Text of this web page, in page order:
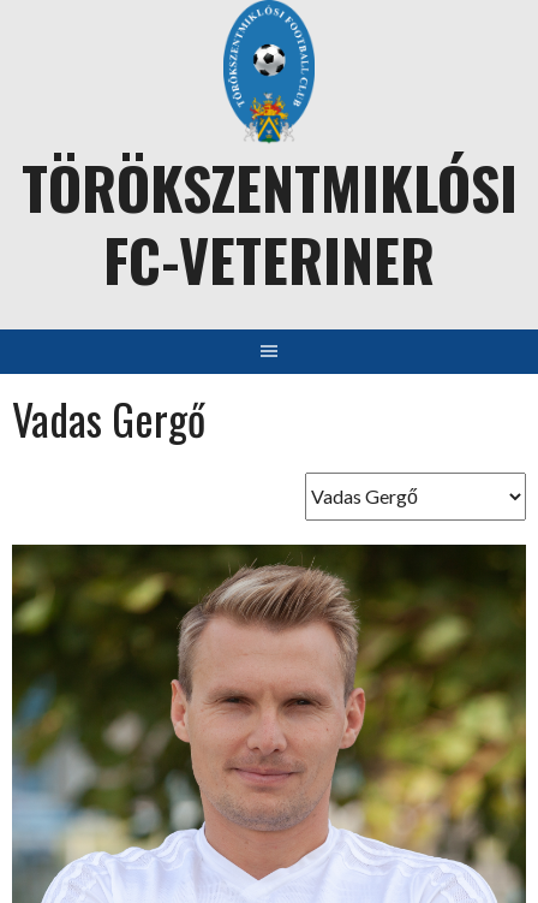
TÖRÖKSZENTMIKLÓSI
FC-VETERINER
Vadas Gergő